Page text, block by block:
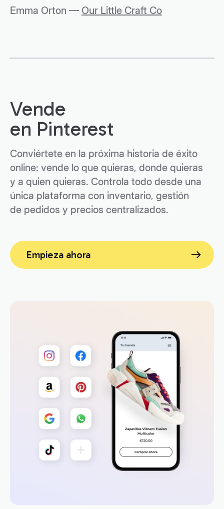
Emma Orton — Our Little Craft Co
Vende
Conviértete en la próxima historia de éxito
online: vende lo que quieras, donde quieras
y a quien quieras. Controla todo desde una
única plataforma con inventario, gestión
de pedidos y precios centralizados.
Empieza ahora